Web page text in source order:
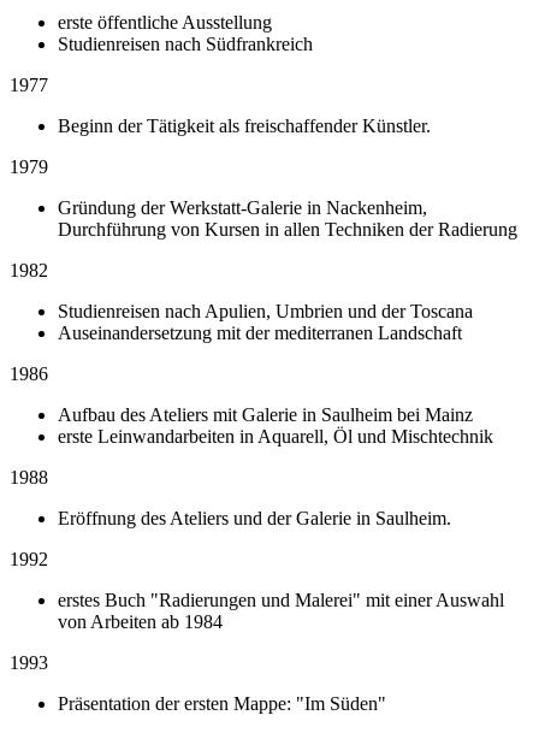
erste öffentliche Ausstellung
Studienreisen nach Südfrankreich
1977
Beginn der Tätigkeit als freischaffender Künstler.
1979
Gründung der Werkstatt-Galerie in Nackenheim,
Durchführung von Kursen in allen Techniken der Radierung
1982
Studienreisen nach Apulien, Umbrien und der Toscana
Auseinandersetzung mit der mediterranen Landschaft
1986
Aufbau des Ateliers mit Galerie in Saulheim bei Mainz
erste Leinwandarbeiten in Aquarell, Öl und Mischtechnik
1988
Eröffnung des Ateliers und der Galerie in Saulheim.
1992
erstes Buch "Radierungen und Malerei" mit einer Auswahl
von Arbeiten ab 1984
1993
Präsentation der ersten Mappe: "Im Süden"